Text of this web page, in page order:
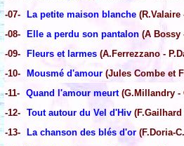
-07-
La petite maison blanche (R.Valaire
-08-
Elle a perdu son pantalon (A Bossy
-09-
Fleurs et larmes (A.Ferrezzano -
-10-
Mousmé d'amour (Jules Combe et
-11- Quand l'amour meurt (G.Millandry -
-12- Tout autour du Vel d'Hiv
-13-
La chanson des blés d'or (F.Doria-